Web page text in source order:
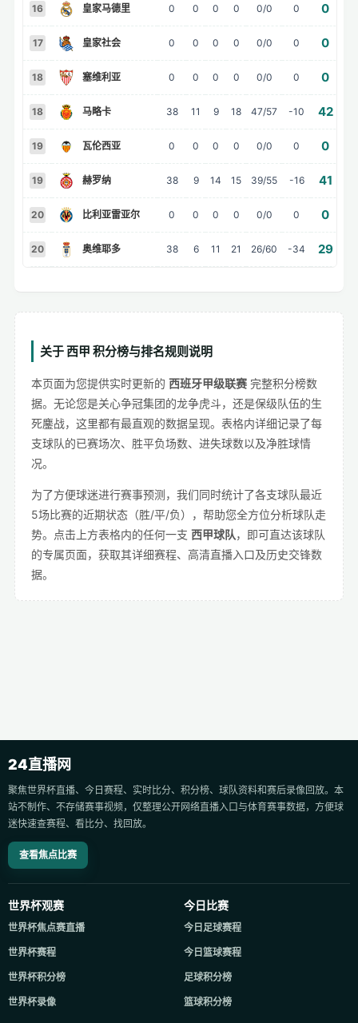
16 皇家马德里 0 0 0 0 0/0 0 0
17 皇家社会 0 0 0 0 0/0 0 0
18 塞维利亚 0 0 0 0 0/0 0 0
18 马略卡 38 11 9 18 47/57 -10 42
19 瓦伦西亚 0 0 0 0 0/0 0 0
19 赫罗纳 38 9 14 15 39/55 -16 41
20 比利亚雷亚尔 0 0 0 0 0/0 0 0
20 奥维耶多 38 6 11 21 26/60 -34 29
关于 西甲 积分榜与排名规则说明
本页面为您提供实时更新的 西班牙甲级联赛 完整积分榜数
据。无论您是关心争冠集团的龙争虎斗，还是保级队伍的生
死鏖战，这里都有最直观的数据呈现。表格内详细记录了每
支球队的已赛场次、胜平负场数、进失球数以及净胜球情
况。
为了方便球迷进行赛事预测，我们同时统计了各支球队最近
5场比赛的近期状态（胜/平/负），帮助您全方位分析球队走
势。点击上方表格内的任何一支 西甲球队，即可直达该球队
的专属页面，获取其详细赛程、高清直播入口及历史交锋数
据。
24直播网
聚焦世界杯直播、今日赛程、实时比分、积分榜、球队资料和赛后录像回放。本
站不制作、不存储赛事视频，仅整理公开网络直播入口与体育赛事数据，方便球
迷快速查赛程、看比分、找回放。
查看焦点比赛
世界杯观赛
世界杯焦点赛直播
世界杯赛程
世界杯积分榜
世界杯录像
今日比赛
今日足球赛程
今日篮球赛程
足球积分榜
篮球积分榜